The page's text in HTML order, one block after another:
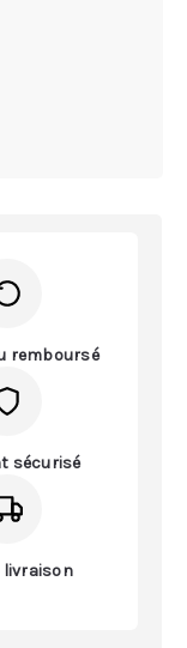
remboursé
sécurisé
livraison